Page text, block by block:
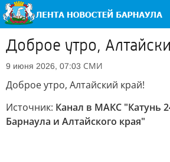
Доброе утро,
9 июня 2026, 07:03 СМИ
Доброе утро, Алтайский край!
Источник: Канал в МАКС "Катунь
Барнаула и Алтайского края"